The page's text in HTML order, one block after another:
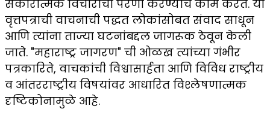
सकारात्मक विचारांची पेरणी करण्याचे काम करते. या
वृत्तपत्राची वाचनाची पद्धत लोकांसोबत संवाद साधून
आणि त्यांना ताज्या घटनांबद्दल जागरूक ठेवून केली
जाते. "महाराष्ट्र जागरण" ची ओळख त्यांच्या गंभीर
पत्रकारिते, वाचकांची विश्वासार्हता आणि विविध राष्ट्रीय
व आंतरराष्ट्रीय विषयांवर आधारित विश्लेषणात्मक
दृष्टिकोनामुळे आहे.